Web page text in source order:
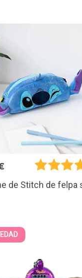
de Stitch de felpa